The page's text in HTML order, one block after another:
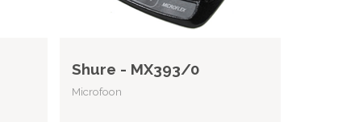
Shure - MX393/0
Microfoon